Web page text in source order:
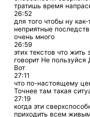
тратишь время
26:52
для того чтобы ну
неприятные
очень много
26:59
этих текстов что
говорит Не пользуйся
Вот
27:11
что по-настоящему
Точнее там такая
27:19
когда эти
приходить всем